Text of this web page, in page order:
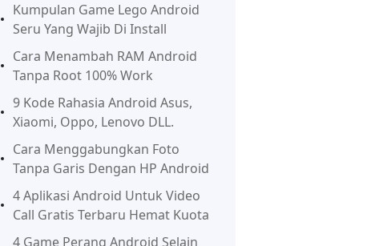
Kumpulan Game Lego Android
Seru Yang Wajib Di Install
Cara Menambah RAM Android
Tanpa Root 100% Work
9 Kode Rahasia Android Asus,
Xiaomi, Oppo, Lenovo DLL.
Cara Menggabungkan Foto
Tanpa Garis Dengan HP Android
4 Aplikasi Android Untuk Video
Call Gratis Terbaru Hemat Kuota
4 Game Perang Android Selain